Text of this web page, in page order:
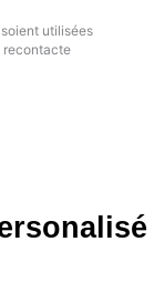
utilisées
recontacte